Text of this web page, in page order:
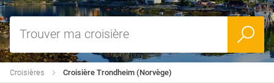
Trouver ma croisière
Croisière Trondheim (Norvège)
Croisières